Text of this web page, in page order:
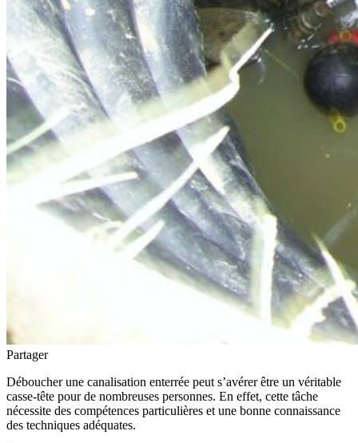
Partager
Déboucher une canalisation enterrée peut s’avérer être un véritable
casse-tête pour de nombreuses personnes. En effet, cette tâche
nécessite des compétences particulières et une bonne connaissance
des techniques adéquates.